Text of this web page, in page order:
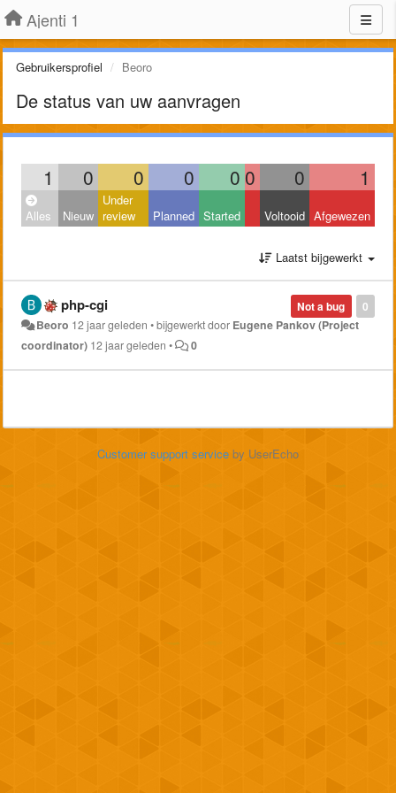
Ajenti 1
Gebruikersprofiel Beoro
De status van uw aanvragen
1 0 0 0 0 0 0 1
Alles Nieuw
Under
review
Planned Started Voltooid Afgewezen
Laatst bijgewerkt
0
Not a bug
php-cgi
Beoro 12 jaar geleden •bijgewerkt door Eugene Pankov (Project
coordinator) 12 jaar geleden • 0
Customer support service by UserEcho